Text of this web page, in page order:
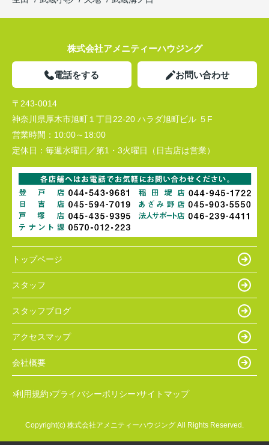
株式会社アメニティーハウジング
電話をする お問い合わせ
〒243-0014
神奈川県厚木市旭町１丁目22-20 ハラダ旭町ビル ５F
営業時間： 10:00～18:00
定休日： 毎週水曜日／第1・3火曜日（日吉店は営業）
トップページ
スタッフ
スタッフブログ
アクセスマップ
会社概要
利用規約 プライバシーポリシー サイトマップ
Copyright(c) 株式会社アメニティーハウジング All Rights Reserved.